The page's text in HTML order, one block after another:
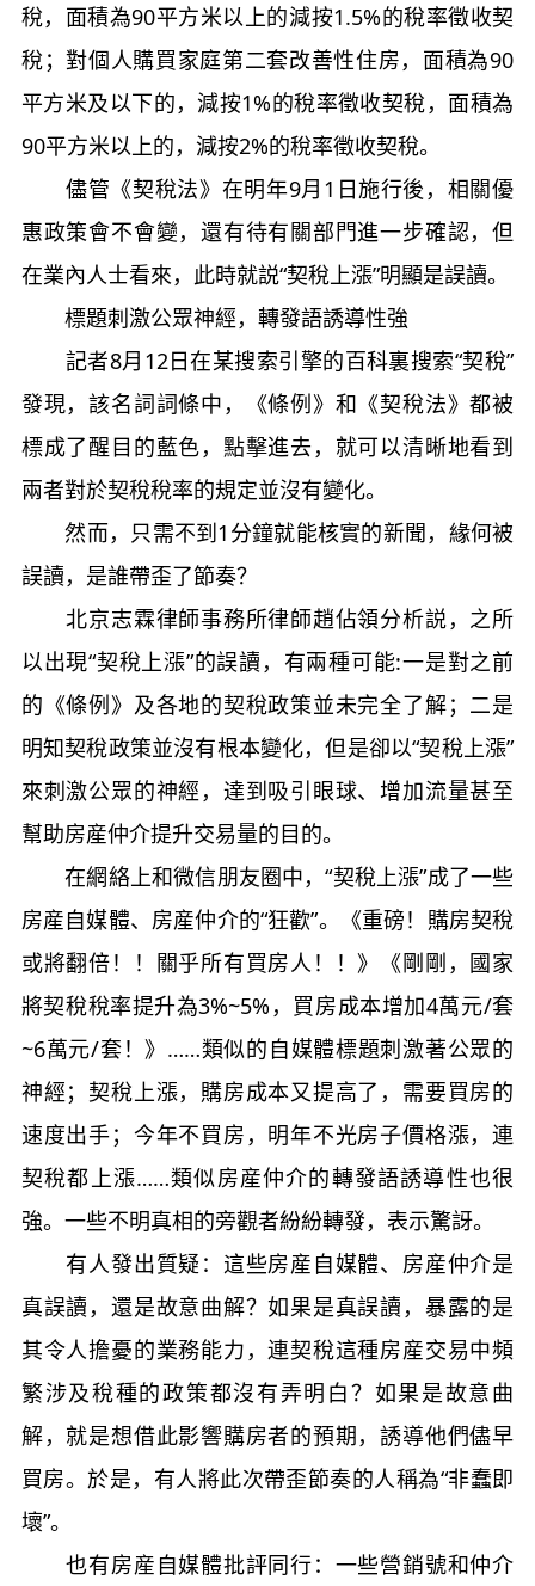
稅，面積為90平方米以上的減按1.5%的稅率徵收契
稅；對個人購買家庭第二套改善性住房，面積為90
平方米及以下的，減按1%的稅率徵收契稅，面積為
90平方米以上的，減按2%的稅率徵收契稅。
儘管《契稅法》在明年9月1日施行後，相關優
惠政策會不會變，還有待有關部門進一步確認，但
在業內人士看來，此時就説“契稅上漲”明顯是誤讀。
標題刺激公眾神經，轉發語誘導性強
記者8月12日在某搜索引擎的百科裏搜索“契稅”
發現，該名詞詞條中，《條例》和《契稅法》都被
標成了醒目的藍色，點擊進去，就可以清晰地看到
兩者對於契稅稅率的規定並沒有變化。
然而，只需不到1分鐘就能核實的新聞，緣何被
誤讀，是誰帶歪了節奏？
北京志霖律師事務所律師趙佔領分析説，之所
以出現“契稅上漲”的誤讀，有兩種可能:一是對之前
的《條例》及各地的契稅政策並未完全了解；二是
明知契稅政策並沒有根本變化，但是卻以“契稅上漲”
來刺激公眾的神經，達到吸引眼球、增加流量甚至
幫助房産仲介提升交易量的目的。
在網絡上和微信朋友圈中，“契稅上漲”成了一些
房産自媒體、房産仲介的“狂歡”。《重磅！購房契稅
或將翻倍！！關乎所有買房人！！》《剛剛，國家
將契稅稅率提升為3%~5%，買房成本增加4萬元/套
~6萬元/套！》……類似的自媒體標題刺激著公眾的
神經；契稅上漲，購房成本又提高了，需要買房的
速度出手；今年不買房，明年不光房子價格漲，連
契稅都上漲……類似房産仲介的轉發語誘導性也很
強。一些不明真相的旁觀者紛紛轉發，表示驚訝。
有人發出質疑：這些房産自媒體、房産仲介是
真誤讀，還是故意曲解？如果是真誤讀，暴露的是
其令人擔憂的業務能力，連契稅這種房産交易中頻
繁涉及稅種的政策都沒有弄明白？如果是故意曲
解，就是想借此影響購房者的預期，誘導他們儘早
買房。於是，有人將此次帶歪節奏的人稱為“非蠢即
壞”。
也有房産自媒體批評同行：一些營銷號和仲介